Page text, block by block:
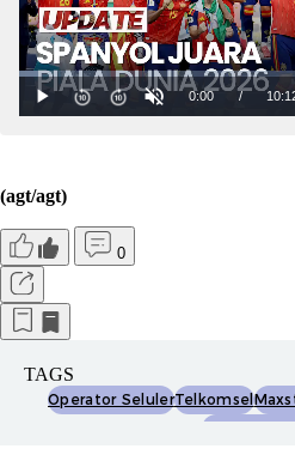
(agt/agt)
0
TAGS
Operator SelulerTelkomsel